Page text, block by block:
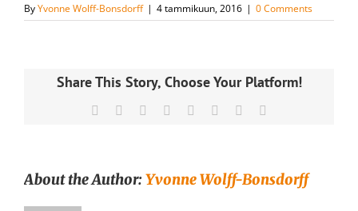
ByYvonne Wolff-Bonsdorff | 4 tammikuun, 2016 | 0 Comments
Share This Story, Choose Your Platform!
Facebook Reddit LinkedIn
TumblrPinterest
About the Author:Yvonne Wolff-Bonsdorff